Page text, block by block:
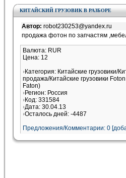
КИТАЙСКИЙ ГРУЗОВИК В РАЗБОРЕ
Автор: robot230253@yandex.ru
продажа фотон по запчастям
Валюта: RUR
Цена: 12
Категория: Китайские грузовики/
продажа/Китайские грузовики
Faton)
Регион: Россия
Код: 331584
Дата: 30.04.13
Осталось дней: -4487
Предложения/Комментарии: 0